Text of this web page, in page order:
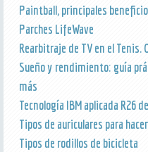
Paintball, principales
Parches LifeWave
Rearbitraje de TV en el Tenis.
Sueño y rendimiento: guía
más
Tecnología IBM aplicada R26
Tipos de auriculares para
Tipos de rodillos de bicicleta